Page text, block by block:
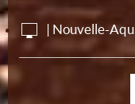
| Nouvelle-